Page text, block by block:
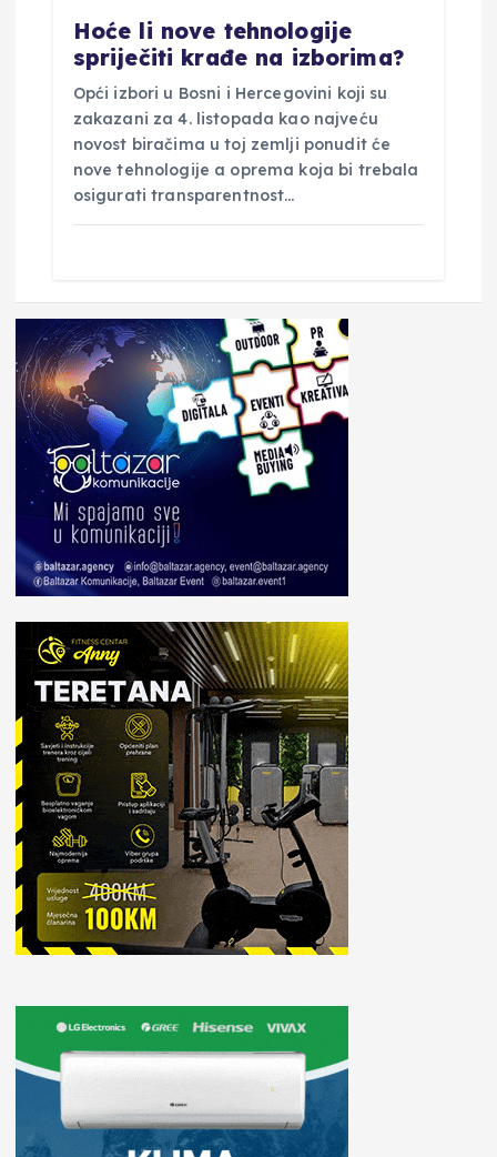
Hoće li nove tehnologije
spriječiti krađe na izborima?
Opći izbori u Bosni i Hercegovini koji su
zakazani za 4. listopada kao najveću
novost biračima u toj zemlji ponudit će
nove tehnologije a oprema koja bi trebala
osigurati transparentnost…